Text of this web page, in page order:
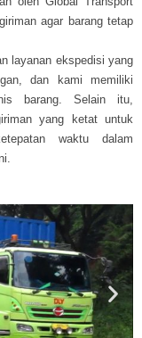
agar barang tetap
layanan ekspedisi yang
dan kami memiliki
barang. Selain itu,
yang ketat untuk
waktu dalam